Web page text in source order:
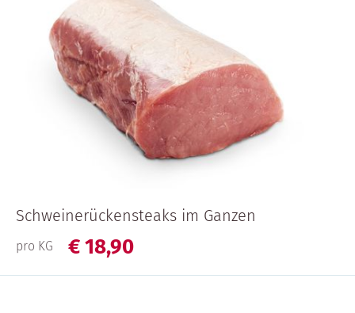
Schweinerückensteaks im Ganzen
pro KG €18,90